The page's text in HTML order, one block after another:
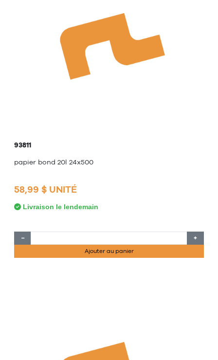
93811
papier bond 20l 24x500
58,99 $ UNITÉ
Livraison le lendemain
− +
Ajouter au panier